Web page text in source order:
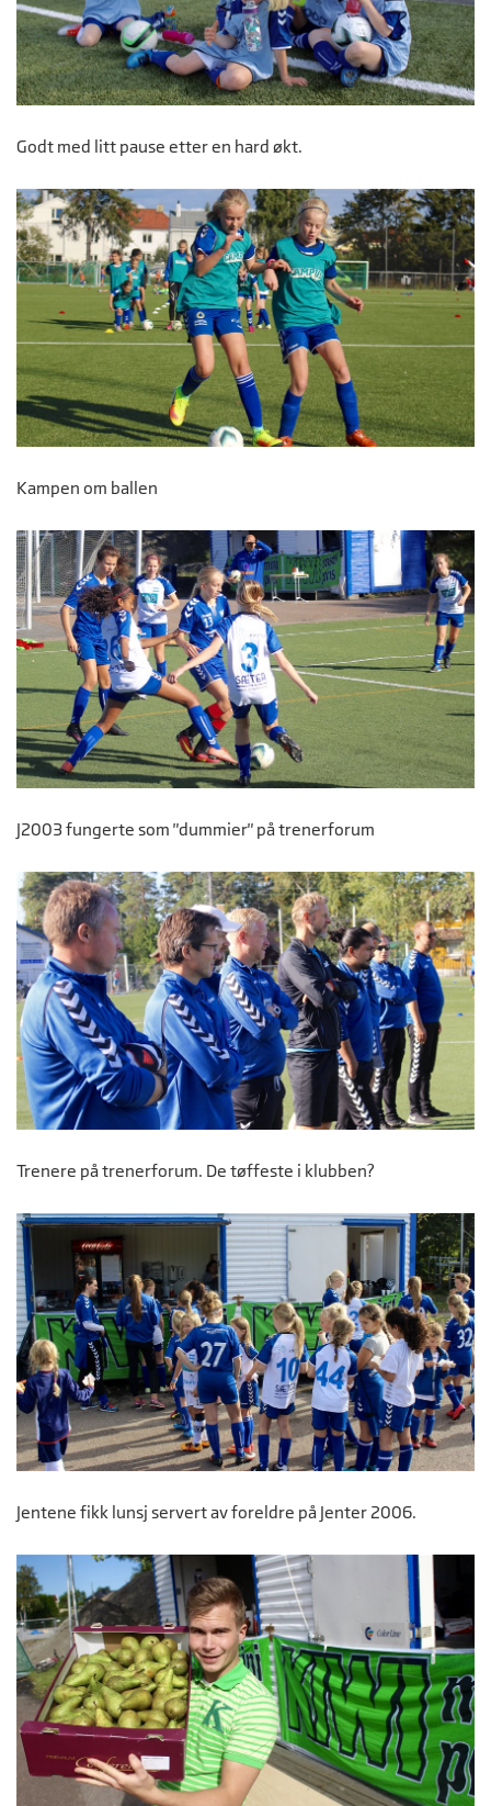
Godt med litt pause etter en hard økt.
Kampen om ballen
J2003 fungerte som "dummier" på trenerforum
Trenere på trenerforum. De tøffeste i klubben?
Jentene fikk lunsj servert av foreldre på Jenter 2006.